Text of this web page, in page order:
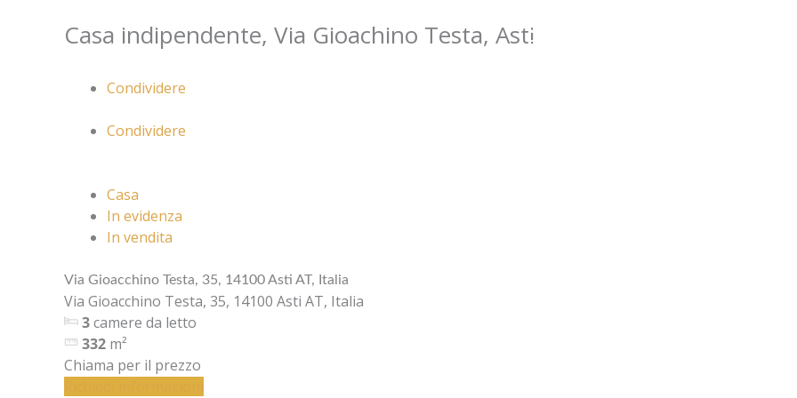
Contatti
Casa indipendente, Via Gioachino Testa, Asti
Condividere
Condividere
Casa
In evidenza
In vendita
Via Gioacchino Testa, 35, 14100 Asti AT, Italia
Via Gioacchino Testa, 35, 14100 Asti AT, Italia
3camere da letto
332 m²
Chiama per il prezzo